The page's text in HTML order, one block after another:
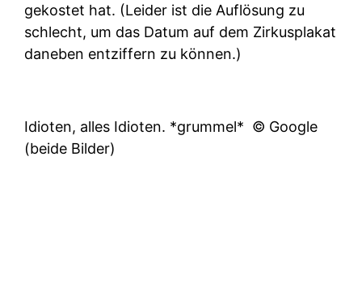
gekostet hat. (Leider ist die Auflösung zu
schlecht, um das Datum auf dem Zirkusplakat
daneben entziffern zu können.)
Idioten, alles Idioten. *grummel* © Google
(beide Bilder)